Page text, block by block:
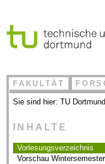
FAKULTÄT
Sie sind hier:TU Dortmund
INHALTE
Vorlesungsverzeichnis
Vorschau Wintersemester